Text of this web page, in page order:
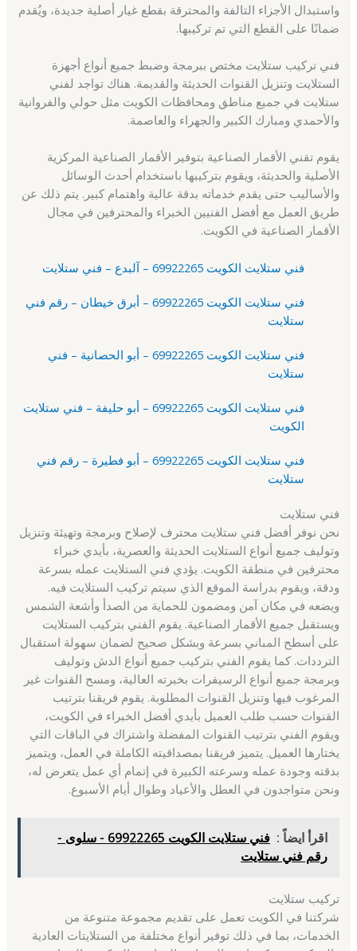
واستبدال الأجزاء التالفة والمحترقة بقطع غيار أصلية جديدة، ويُقدم
ضمانًا على القطع التي تم تركيبها.
فني تركيب ستلايت مختص ببرمجة وضبط جميع أنواع أجهزة
الستلايت وتنزيل القنوات الحديثة والقديمة. هناك تواجد لفني
ستلايت في جميع مناطق ومحافظات الكويت مثل حولي والفروانية
والأحمدي ومبارك الكبير والجهراء والعاصمة.
يقوم تقني الأقمار الصناعية بتوفير الأقمار الصناعية المركزية
الأصلية والحديثة، ويقوم بتركيبها باستخدام أحدث الوسائل
والأساليب حتى يقدم خدماته بدقة عالية واهتمام كبير. يتم ذلك عن
طريق العمل مع أفضل الفنيين الخبراء والمحترفين في مجال
الأقمار الصناعية في الكويت.
فني ستلايت الكويت 69922265 – آلبدع – فني ستلايت
فني ستلايت الكويت 69922265 – أبرق خيطان – رقم فني
ستلايت
فني ستلايت الكويت 69922265 – أبو الحصانية – فني
ستلايت
فني ستلايت الكويت 69922265 – أبو حليفة – فني ستلايت
الكويت
فني ستلايت الكويت 69922265 – أبو فطيرة – رقم فني
ستلايت
فني ستلايت
نحن نوفر أفضل فني ستلايت محترف لإصلاح وبرمجة وتهيئة وتنزيل
وتوليف جميع أنواع الستلايت الحديثة والعصرية، بأيدي خبراء
محترفين في منطقة الكويت. يؤدي فني الستلايت عمله بسرعة
ودقة، ويقوم بدراسة الموقع الذي سيتم تركيب الستلايت فيه.
ويضعه في مكان آمن ومضمون للحماية من الصدأ وأشعة الشمس
ويستقبل جميع الأقمار الصناعية. يقوم الفني بتركيب الستلايت
على أسطح المباني بسرعة وبشكل صحيح لضمان سهولة استقبال
الترددات. كما يقوم الفني بتركيب جميع أنواع الدش وتوليف
وبرمجة جميع أنواع الرسيفرات بخبرته العالية، ومسح القنوات غير
المرغوب فيها وتنزيل القنوات المطلوبة. يقوم فريقنا بترتيب
القنوات حسب طلب العميل بأيدي أفضل الخبراء في الكويت،
ويقوم الفني بترتيب القنوات المفضلة واشتراك في الباقات التي
يختارها العميل. يتميز فريقنا بمصداقيته الكاملة في العمل، ويتميز
بدقته وجودة عمله وسرعته الكبيرة في إتمام أي عمل يتعرض له،
ونحن متواجدون في العطل والأعياد وطوال أيام الأسبوع.
اقرأ ايضاً :
فني ستلايت الكويت 69922265 - سلوى -
رقم فني ستلايت
تركيب ستلايت
شركتنا في الكويت تعمل على تقديم مجموعة متنوعة من
الخدمات، بما في ذلك توفير أنواع مختلفة من الستلايتات العادية